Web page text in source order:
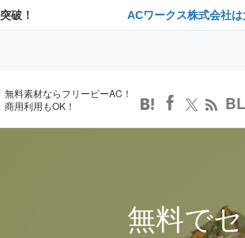
突破！ ACワークス株式会社
無料素材ならフリービーAC！
商用利用もOK！
無料で